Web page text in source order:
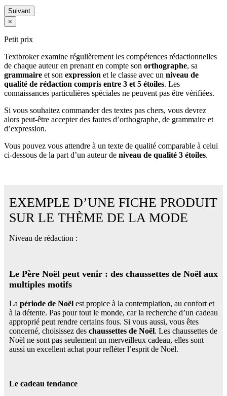
Suivant
×
Petit prix
Textbroker examine régulièrement les compétences rédactionnelles
de chaque auteur en prenant en compte son orthographe, sa
grammaire et son expression et le classe avec un niveau de
qualité de rédaction compris entre 3 et 5 étoiles. Les
connaissances particulières spéciales ne peuvent pas être vérifiées.
Si vous souhaitez commander des textes pas chers, vous devrez
alors peut-être accepter des fautes d’orthographe, de grammaire et
d’expression.
Vous pouvez vous attendre à un texte de qualité comparable à celui
ci-dessous de la part d’un auteur de niveau de qualité 3 étoiles.
EXEMPLE D’UNE FICHE PRODUIT
SUR LE THÈME DE LA MODE
Niveau de rédaction :
Le Père Noël peut venir : des chaussettes de Noël aux
multiples motifs
La période de Noël est propice à la contemplation, au confort et
à la détente. Pas pour tout le monde, car la recherche d’un cadeau
approprié peut rendre certains fous. Si vous aussi, vous êtes
concerné, choisissez des chaussettes de Noël. Les chaussettes de
Noël ne sont pas seulement un merveilleux cadeau, elles sont
aussi un excellent achat pour refléter l’esprit de Noël.
Le cadeau tendance